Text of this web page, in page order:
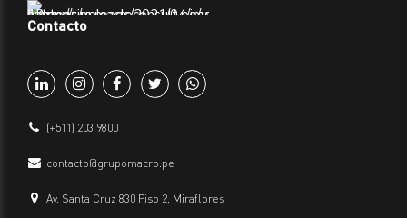
Contacto
(+511) 203 9800
contacto@grupomacro.pe
Av. Santa Cruz 830 Piso 2, Miraflores